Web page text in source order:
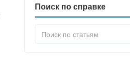
Поиск по справке